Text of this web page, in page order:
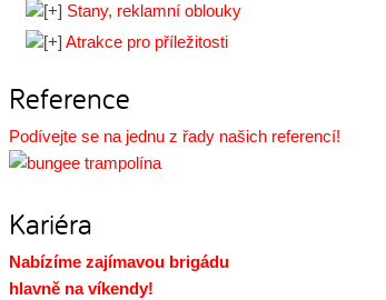
Stany, reklamní oblouky
Atrakce pro příležitosti
Reference
Podívejte se na jednu z řady našich referencí!
Kariéra
Nabízíme zajímavou brigádu
hlavně na víkendy!